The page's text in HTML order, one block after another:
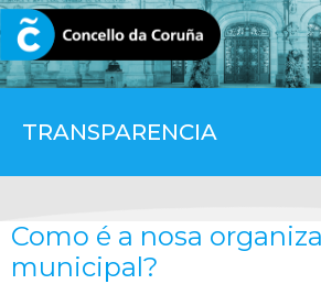
TRANSPARENCIA
CORUNA.GAL
Como é a nosa
municipal?